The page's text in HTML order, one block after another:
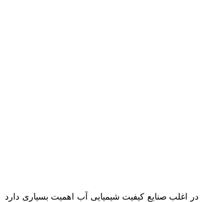
در اغلب صنایع کیفیت شیمیایی آب اهمیت بسیاری دارد